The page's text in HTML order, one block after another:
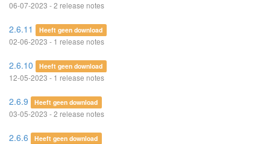
06-07-2023 - 2 release notes
2.6.11 Heeft geen download
02-06-2023 - 1 release notes
2.6.10 Heeft geen download
12-05-2023 - 1 release notes
2.6.9 Heeft geen download
03-05-2023 - 2 release notes
2.6.6 Heeft geen download